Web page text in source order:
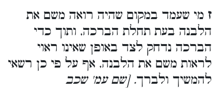
ז מי שעמד במקום שהיה רואה משם את
הלבנה בעת תחלת הברכה, ותוך כדי
הברכה נדחק לצד באופן שאינו ראוי
לראות משם את הלבנה, אף על פי כן רשאי
להמשיך ולברך. [שם עמ' שכב